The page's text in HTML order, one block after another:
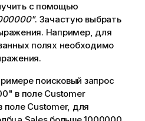
с помощью
. Зачастую выбрать
Например, для
полях необходимо
поисковый запрос
в поле Customer
поле Customer, для